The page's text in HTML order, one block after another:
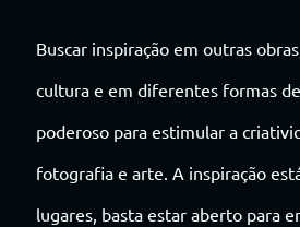
Buscar inspiração em outras
cultura e em diferentes formas
poderoso para estimular a
fotografia e arte. A inspiração
lugares, basta estar aberto para